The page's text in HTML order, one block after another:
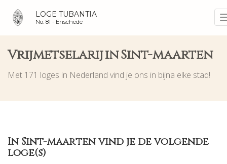
LOGE TUBANTIA
No. 81 - Enschede
Vrijmetselarij in Sint-maarten
Met 171 loges in Nederland vind je ons in bijna elke stad!
In Sint-maarten vind je de volgende
loge(s)